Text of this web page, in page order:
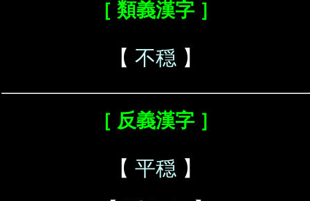
［ 類義漢字 ］
【 不穏 】
［ 反義漢字 ］
【 平穏 】